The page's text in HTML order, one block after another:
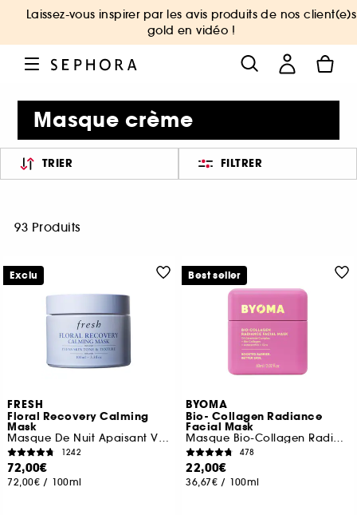
Laissez-vous inspirer par les avis produits de nos client(e)s
gold en vidéo !
Masque crème
TRIER FILTRER
93 Produits
FRESH
Floral Recovery Calming
Mask
Masque De Nuit Apaisant Visage A La Vitamine C
1242
72,00€
72,00€ / 100ml
Exclu
BYOMA
Bio- Collagen Radiance
Facial Mask
Masque Bio-Collagen Radiance
478
22,00€
36,67€ / 100ml
Best seller